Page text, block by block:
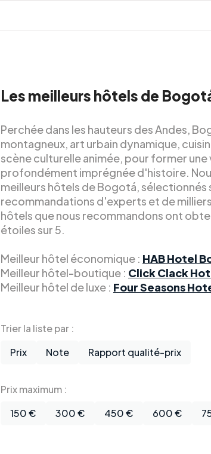
Les meilleurs hôtels de
Perchée dans les hauteurs des Andes,
montagneux, art urbain dynamique,
scène culturelle animée, pour former
profondément imprégnée d'histoire.
meilleurs hôtels de Bogotá, sélectionnés
recommandations d'experts et de
hôtels que nous recommandons ont
étoiles sur 5.
Meilleur hôtel économique : HAB Hotel
Meilleur hôtel-boutique : Click Clack
Meilleur hôtel de luxe : Four Seasons
Trier la liste par :
Prix
Note Rapport qualité-prix
Prix maximum :
150 €
300 € 450 € 600 €